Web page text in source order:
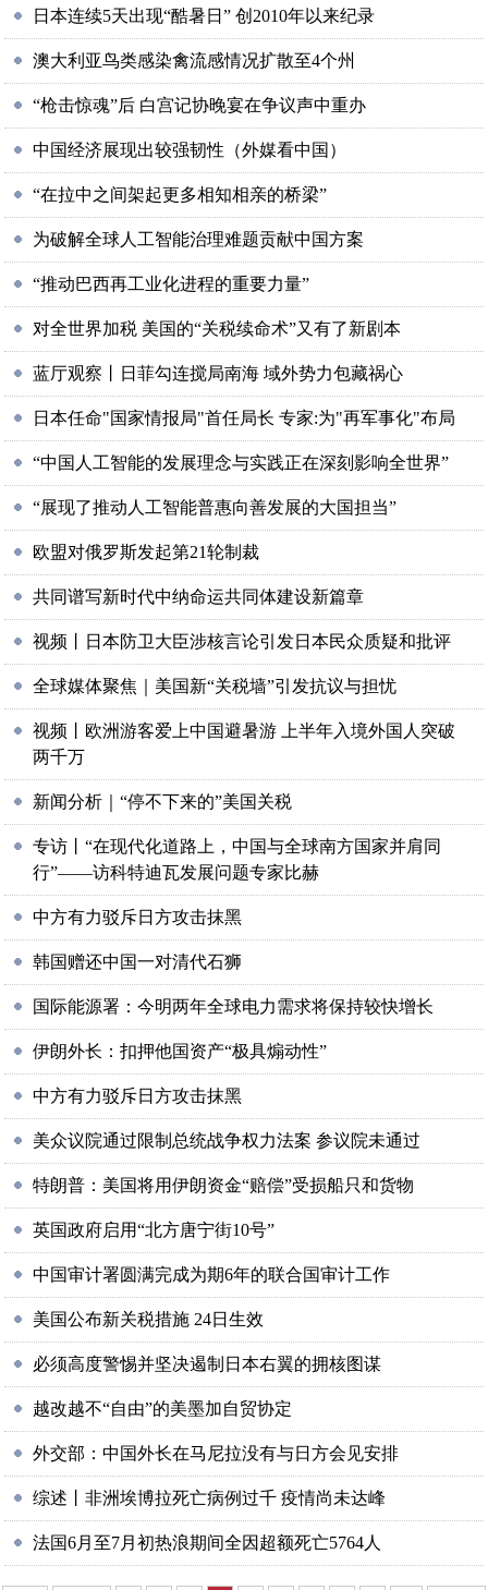
日本连续5天出现“酷暑日” 创2010年以来纪录
澳大利亚鸟类感染禽流感情况扩散至4个州
“枪击惊魂”后 白宫记协晚宴在争议声中重办
中国经济展现出较强韧性（外媒看中国）
“在拉中之间架起更多相知相亲的桥梁”
为破解全球人工智能治理难题贡献中国方案
“推动巴西再工业化进程的重要力量”
对全世界加税 美国的“关税续命术”又有了新剧本
蓝厅观察丨日菲勾连搅局南海 域外势力包藏祸心
日本任命"国家情报局"首任局长 专家:为"再军事化"布局
“中国人工智能的发展理念与实践正在深刻影响全世界”
“展现了推动人工智能普惠向善发展的大国担当”
欧盟对俄罗斯发起第21轮制裁
共同谱写新时代中纳命运共同体建设新篇章
视频丨日本防卫大臣涉核言论引发日本民众质疑和批评
全球媒体聚焦｜美国新“关税墙”引发抗议与担忧
视频丨欧洲游客爱上中国避暑游 上半年入境外国人突破
两千万
新闻分析｜“停不下来的”美国关税
专访丨“在现代化道路上，中国与全球南方国家并肩同
行”——访科特迪瓦发展问题专家比赫
中方有力驳斥日方攻击抹黑
韩国赠还中国一对清代石狮
国际能源署：今明两年全球电力需求将保持较快增长
伊朗外长：扣押他国资产“极具煽动性”
中方有力驳斥日方攻击抹黑
美众议院通过限制总统战争权力法案 参议院未通过
特朗普：美国将用伊朗资金“赔偿”受损船只和货物
英国政府启用“北方唐宁街10号”
中国审计署圆满完成为期6年的联合国审计工作
美国公布新关税措施 24日生效
必须高度警惕并坚决遏制日本右翼的拥核图谋
越改越不“自由”的美墨加自贸协定
外交部：中国外长在马尼拉没有与日方会见安排
综述丨非洲埃博拉死亡病例过千 疫情尚未达峰
法国6月至7月初热浪期间全因超额死亡5764人